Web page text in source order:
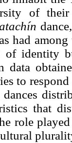
of
had
of identity
data
to
dances
that
role